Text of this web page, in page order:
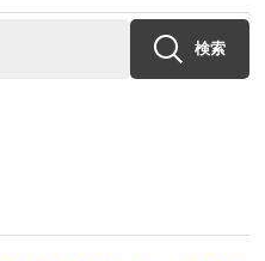
検索